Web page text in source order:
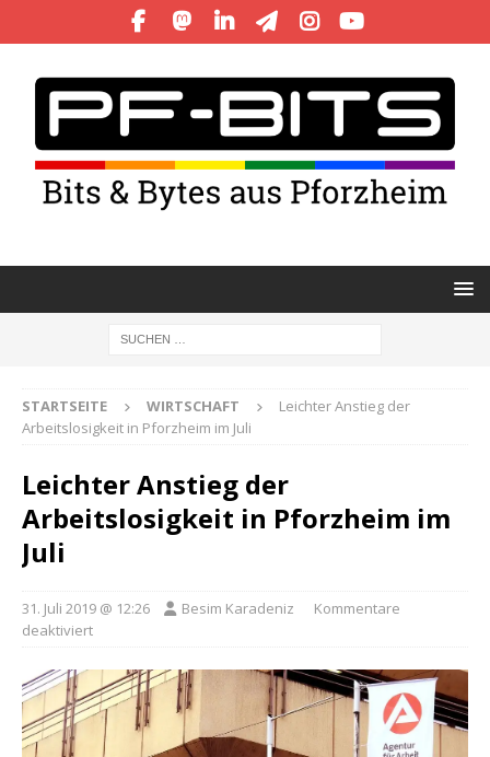
STARTSEITE WIRTSCHAFT
Leichter Anstieg der
Arbeitslosigkeit in Pforzheim im Juli
Leichter Anstieg der
Arbeitslosigkeit in Pforzheim im
Juli
31. Juli 2019 @ 12:26 Besim Karadeniz
Kommentare
deaktiviert